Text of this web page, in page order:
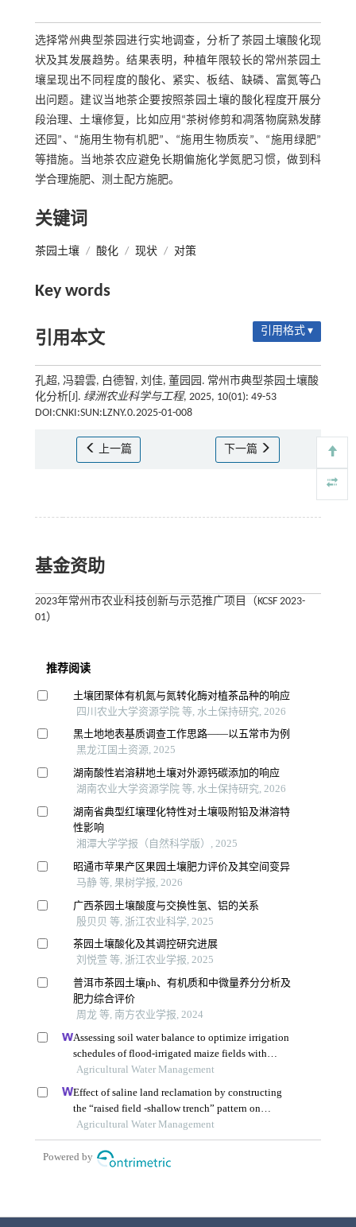
选择常州典型茶园进行实地调查，分析了茶园土壤酸化现
状及其发展趋势。结果表明，种植年限较长的常州茶园土
壤呈现出不同程度的酸化、紧实、板结、缺磷、富氮等凸
出问题。建议当地茶企要按照茶园土壤的酸化程度开展分
段治理、土壤修复，比如应用“茶树修剪和凋落物腐熟发酵
还园”、“施用生物有机肥”、“施用生物质炭”、“施用绿肥”
等措施。当地茶农应避免长期偏施化学氮肥习惯，做到科
学合理施肥、测土配方施肥。
关键词
茶园土壤 / 酸化 / 现状 / 对策
Key words
引用本文 引用格式 ▾
孔超, 冯碧雲, 白德智, 刘佳, 董园园. 常州市典型茶园土壤酸
化分析[J]. 绿洲农业科学与工程, 2025, 10(01): 49-53
DOI:CNKI:SUN:LZNY.0.2025-01-008
上一篇 下一篇
基金资助
2023年常州市农业科技创新与示范推广项目（KCSF 2023-
01）